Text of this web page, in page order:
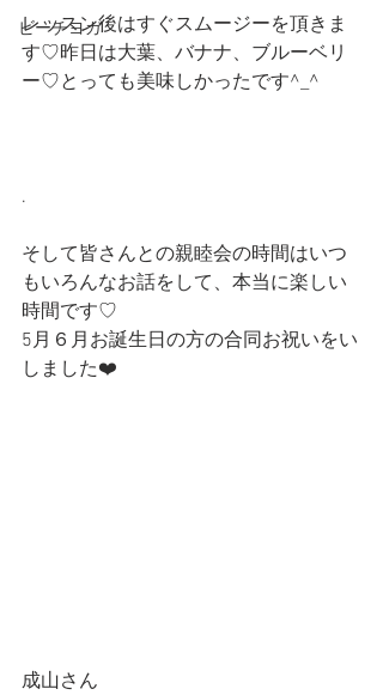
ビーチヨガ
レッスン後はすぐスムージーを頂きま
す♡昨日は大葉、バナナ、ブルーベリ
ー♡とっても美味しかったです^_^
.
そして皆さんとの親睦会の時間はいつ
もいろんなお話をして、本当に楽しい
時間です♡
5月６月お誕生日の方の合同お祝いをい
しました❤️
成山さん